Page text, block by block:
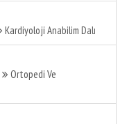
Kardiyoloji Anabilim Dalı
Ortopedi Ve